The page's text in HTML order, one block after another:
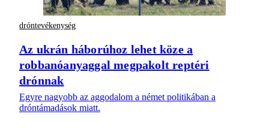
dróntevékenység
Az ukrán háborúhoz lehet köze a
robbanóanyaggal megpakolt reptéri
drónnak
Egyre nagyobb az aggodalom a német politikában a
dróntámadások miatt.